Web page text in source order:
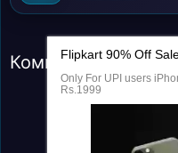
Комментарии (0)